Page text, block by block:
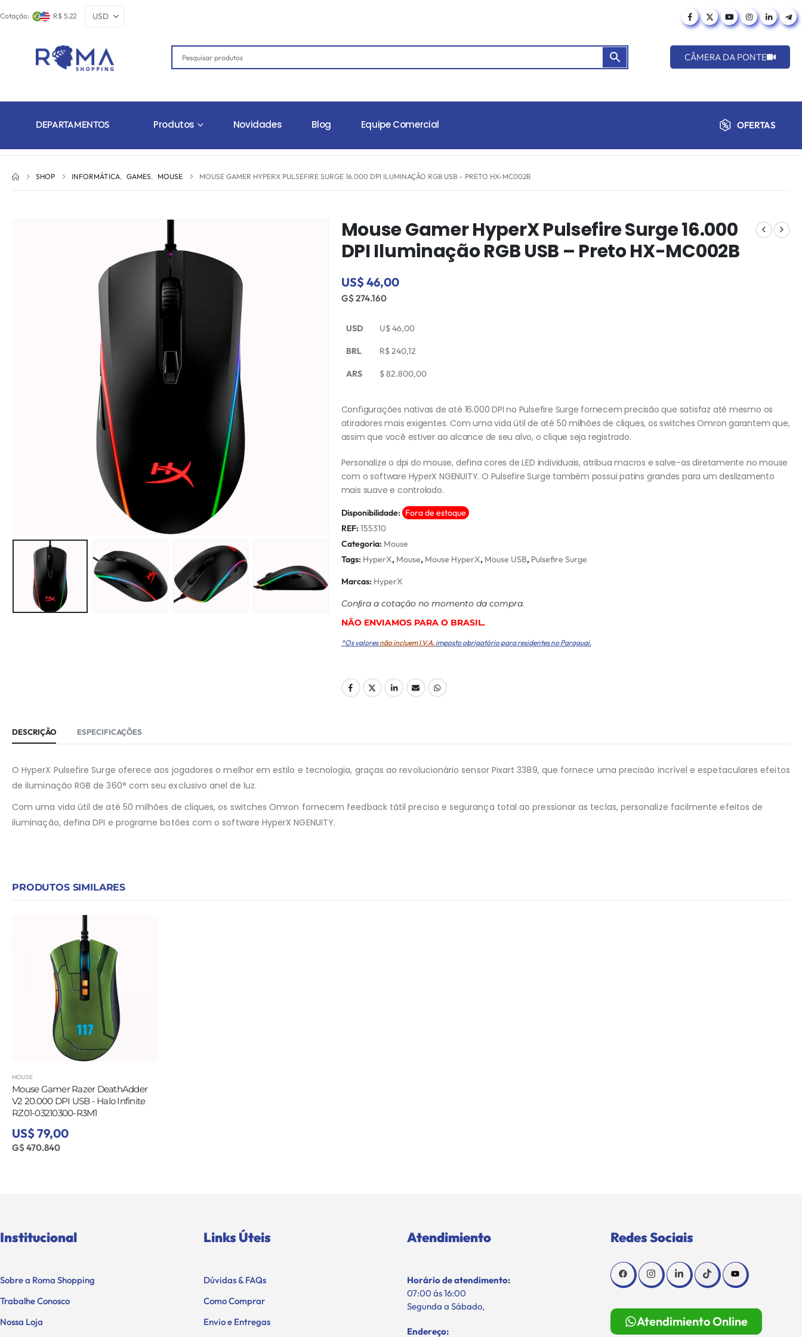
Cotação: R$ 5.22
CÂMERA DA PONTE
DEPARTAMENTOS Produtos Novidades Blog Equipe Comercial OFERTAS
SHOP INFORMÁTICA, GAMES, MOUSE MOUSE GAMER HYPERX PULSEFIRE SURGE 16.000 DPI ILUMINAÇÃO RGB USB – PRETO HX-MC002B
Mouse Gamer HyperX Pulsefire Surge 16.000
DPI Iluminação RGB USB – Preto HX-MC002B
US$ 46,00
G$ 274.160
USD U$46,00
BRL R$240,12
ARS $82.800,00
Configurações nativas de até 16.000 DPI no Pulsefire Surge fornecem precisão que satisfaz até mesmo os
atiradores mais exigentes. Com uma vida útil de até 50 milhões de cliques, os switches Omron garantem que,
assim que você estiver ao alcance de seu alvo, o clique seja registrado.
Personalize o dpi do mouse, defina cores de LED individuais, atribua macros e salve-as diretamente no mouse
com o software HyperX NGENUITY. O Pulsefire Surge também possui patins grandes para um deslizamento
mais suave e controlado.
Disponibilidade: Fora de estoque
REF: 155310
Categoria: Mouse
Tags: HyperX, Mouse, Mouse HyperX, Mouse USB, Pulsefire Surge
Marcas: HyperX
Conﬁra a cotação no momento da compra.
NÃO ENVIAMOS PARA O BRASIL.
*Os valoresnão incluem I.V.A. imposto obrigatório para residentes no Paraguai.
DESCRIÇÃO ESPECIFICAÇÕES
O HyperX Pulsefire Surge oferece aos jogadores o melhor em estilo e tecnologia, graças ao revolucionário sensor Pixart 3389, que fornece uma precisão incrível e espetaculares efeitos
de iluminação RGB de 360° com seu exclusivo anel de luz.
Com uma vida útil de até 50 milhões de cliques, os switches Omron fornecem feedback tátil preciso e segurança total ao pressionar as teclas, personalize facilmente efeitos de
iluminação, defina DPI e programe botões com o software HyperX NGENUITY.
PRODUTOS SIMILARES
MOUSE
Mouse Gamer Razer DeathAdder
V2 20.000 DPI USB - Halo Infinite
RZ01-03210300-R3M1
US$ 79,00
G$ 470.840
Institucional
Sobre a Roma Shopping
Trabalhe Conosco
Nossa Loja
Links Úteis
Dúvidas & FAQs
Como Comprar
Envio e Entregas
Atendimiento
Horário de atendimento:
07:00 ás 16:00
Segunda a Sábado,
Endereço:
Redes Sociais
Atendimiento Online